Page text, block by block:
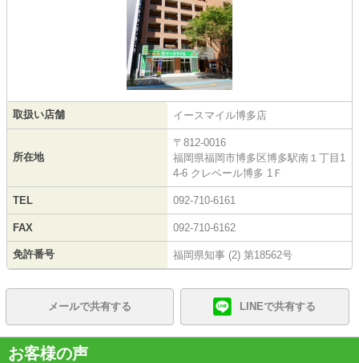
取扱い店舗 イースマイル博多店
所在地
〒812-0016
福岡県福岡市博多区博多駅南１丁目1
4-6 クレベール博多 1Ｆ
TEL 092-710-6161
FAX 092-710-6162
免許番号 福岡県知事 (2) 第18562号
メールで共有する LINEで共有する
お客様の声